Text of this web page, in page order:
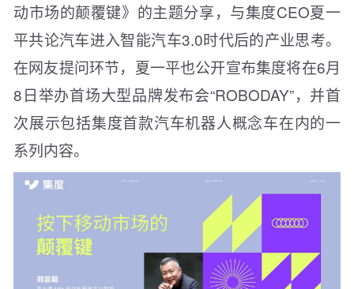
动市场的颠覆键》的主题分享，与集度CEO夏一
平共论汽车进入智能汽车3.0时代后的产业思考。
在网友提问环节，夏一平也公开宣布集度将在6月
8日举办首场大型品牌发布会“ROBODAY”，并首
次展示包括集度首款汽车机器人概念车在内的一
系列内容。